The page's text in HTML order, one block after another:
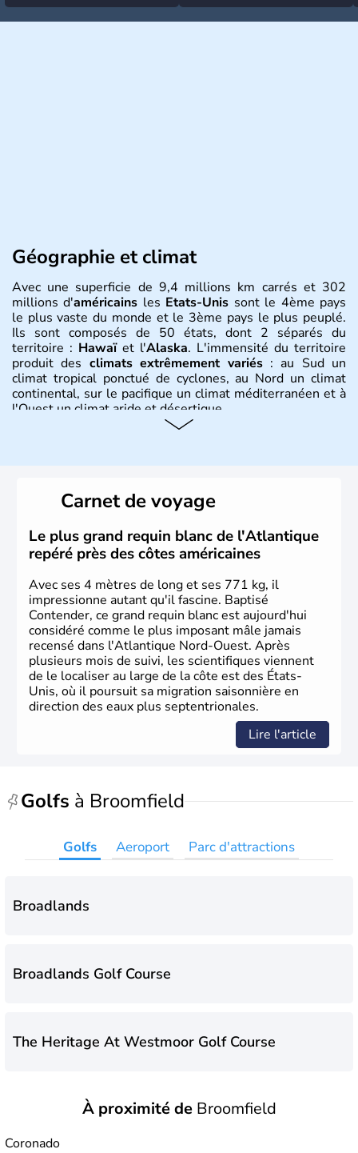
Géographie et climat
Avec une superficie de 9,4 millions km carrés et 302
millions d'américains les Etats-Unis sont le 4ème pays
le plus vaste du monde et le 3ème pays le plus peuplé.
Ils sont composés de 50 états, dont 2 séparés du
territoire : Hawaïet l'Alaska. L'immensité du territoire
produit des climats extrêmement variés: au Sud un
climat tropical ponctué de cyclones, au Nord un climat
continental, sur le pacifique un climat méditerranéen et à
l'Ouest un climat aride et désertique.
Plusieurs populations se sont succédées avant l'arrivée
des européens, suite à la découverte du continent par
Christophe Colomb en 1492. Les 13 colonies
britanniques proclament la Déclaration d'indépendance
en 1776 et adoptent leur première constitution en 1787.
La conquête de l'Ouest marque ensuite l'entrée dans une
phase de développement intense.
Carnet de voyage
Le plus grand requin blanc de l'Atlantique
repéré près des côtes américaines
Avec ses 4 mètres de long et ses 771 kg, il
impressionne autant qu'il fascine. Baptisé
Contender, ce grand requin blanc est aujourd'hui
considéré comme le plus imposant mâle jamais
recensé dans l'Atlantique Nord-Ouest. Après
plusieurs mois de suivi, les scientifiques viennent
de le localiser au large de la côte est des États-
Unis, où il poursuit sa migration saisonnière en
direction des eaux plus septentrionales.
Lire l'article
Golfs à Broomfield
Golfs Aeroport Parc d'attractions
Broadlands
Broadlands Golf Course
The Heritage At Westmoor Golf Course
À proximité deBroomfield
Coronado